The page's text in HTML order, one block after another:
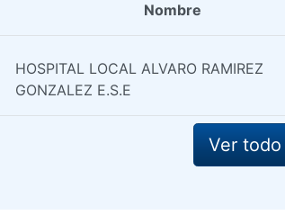
Nombre
HOSPITAL LOCAL ALVARO RAMIREZ
GONZALEZ E.S.E
Ver